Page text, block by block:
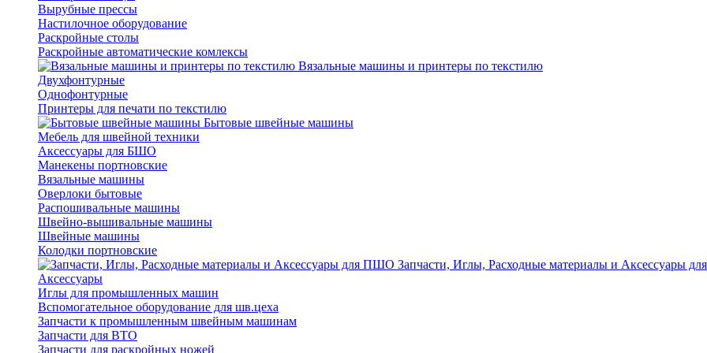
Вырубные прессы
Настилочное оборудование
Раскройные столы
Раскройные автоматические комлексы
Вязальные машины и принтеры по текстилю
Двухфонтурные
Однофонтурные
Принтеры для печати по текстилю
Бытовые швейные машины
Мебель для швейной техники
Аксессуары для БШО
Манекены портновские
Вязальные машины
Оверлоки бытовые
Распошивальные машины
Швейно-вышивальные машины
Швейные машины
Колодки портновские
Запчасти, Иглы, Расходные материалы и Аксессуары
Аксессуары
Иглы для промышленных машин
Вспомогательное оборудование для шв.цеха
Запчасти к промышленным швейным машинам
Запчасти для ВТО
Запчасти для раскройных ножей